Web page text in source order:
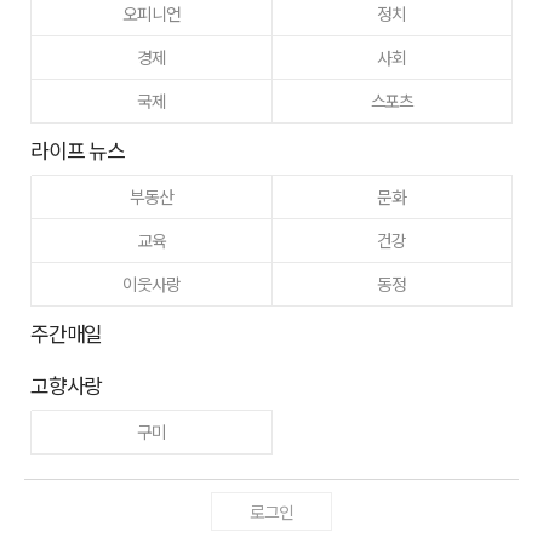
오피니언
정치
경제
사회
국제
스포츠
라이프 뉴스
부동산
문화
교육
건강
이웃사랑
동정
주간매일
고향사랑
구미
로그인